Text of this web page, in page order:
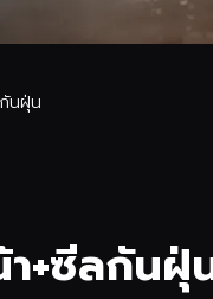
นฝุ่น
+ซีลกันฝุ่